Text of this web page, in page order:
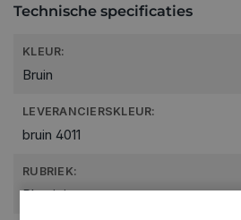
Technische specificaties
KLEUR:
Bruin
LEVERANCIERSKLEUR:
bruin 4011
RUBRIEK:
Plasticine